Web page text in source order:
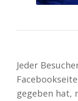
Jeder
gegeben hat,